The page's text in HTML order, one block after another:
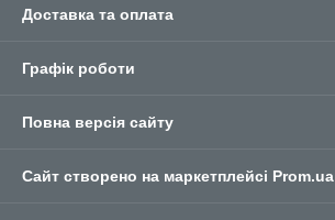
Доставка та оплата
Графік роботи
Повна версія сайту
Сайт створено на маркетплейсі Prom.ua